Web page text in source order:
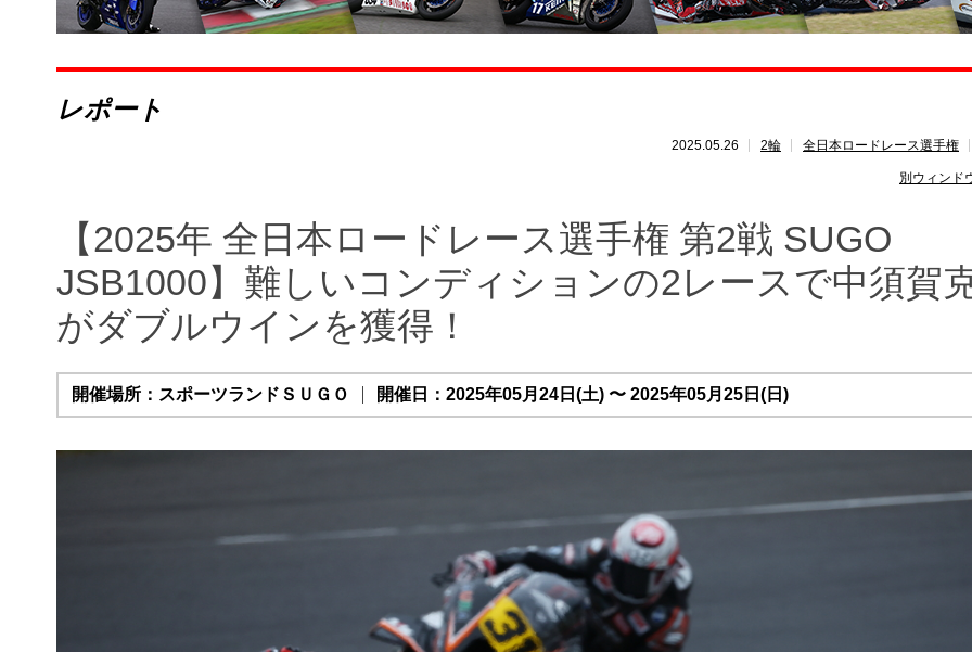
レポート
2025.05.26 2輪 全日本ロードレース選手権
別ウィンド
【2025年 全日本ロードレース選手権 第2戦 SUGO
JSB1000】難しいコンディションの2レースで中須賀
がダブルウインを獲得！
開催場所：スポーツランドＳＵＧＯ 開催日：2025年05月24日(土) 〜 2025年05月25日(日)